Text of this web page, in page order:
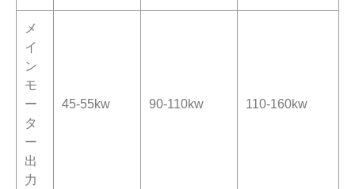
メ
イ
ン
モ
ー
タ
ー
出
力
45-55kw 90-110kw 110-160kw